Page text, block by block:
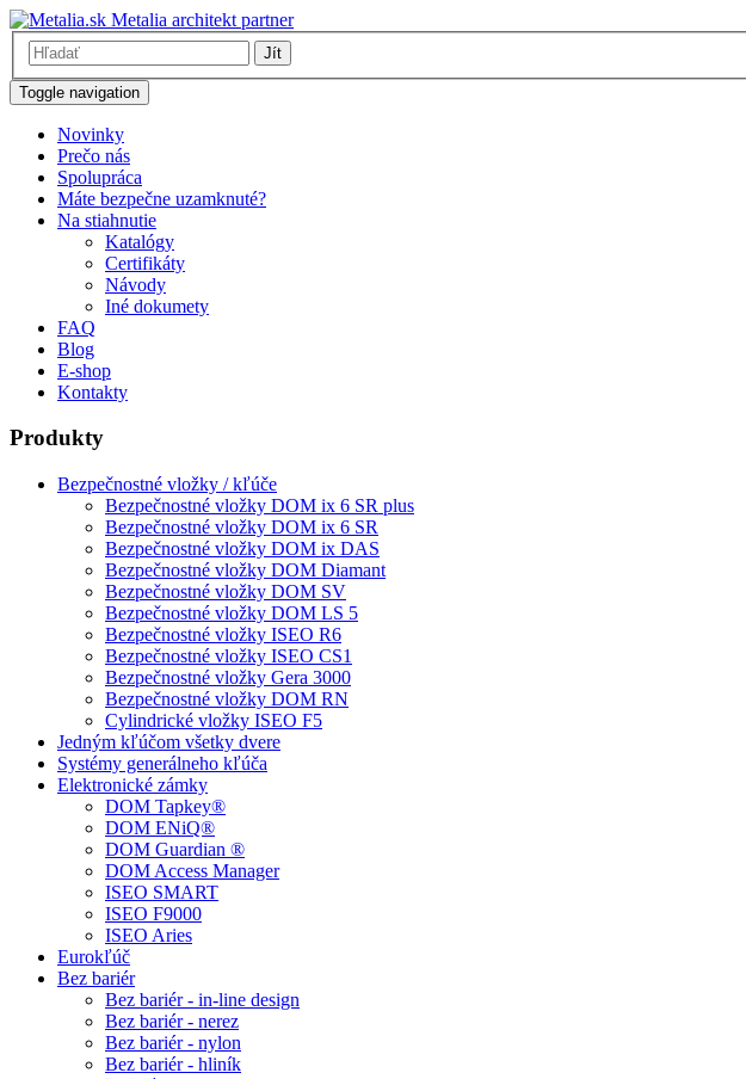
Metalia architekt partner
Jít
Toggle navigation
Novinky
Prečo nás
Spolupráca
Máte bezpečne uzamknuté?
Na stiahnutie
Katalógy
Certifikáty
Návody
Iné dokumety
FAQ
Blog
E-shop
Kontakty
Produkty
Bezpečnostné vložky / kľúče
Bezpečnostné vložky DOM ix 6 SR plus
Bezpečnostné vložky DOM ix 6 SR
Bezpečnostné vložky DOM ix DAS
Bezpečnostné vložky DOM Diamant
Bezpečnostné vložky DOM SV
Bezpečnostné vložky DOM LS 5
Bezpečnostné vložky ISEO R6
Bezpečnostné vložky ISEO CS1
Bezpečnostné vložky Gera 3000
Bezpečnostné vložky DOM RN
Cylindrické vložky ISEO F5
Jedným kľúčom všetky dvere
Systémy generálneho kľúča
Elektronické zámky
DOM Tapkey®
DOM ENiQ®
DOM Guardian ®
DOM Access Manager
ISEO SMART
ISEO F9000
ISEO Aries
Eurokľúč
Bez bariér
Bez bariér - in-line design
Bez bariér - nerez
Bez bariér - nylon
Bez bariér - hliník